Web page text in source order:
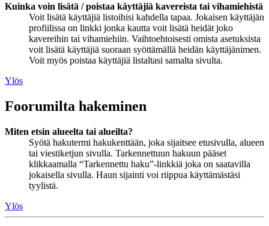
Kuinka voin lisätä / poistaa käyttäjiä kavereista tai vihamiehistä
Voit lisätä käyttäjiä listoihisi kahdella tapaa. Jokaisen käyttäjän
profiilissa on linkki jonka kautta voit lisätä heidät joko
kavereihin tai vihamiehiin. Vaihtoehtoisesti omista asetuksista
voit lisätä käyttäjiä suoraan syöttämällä heidän käyttäjänimen.
Voit myös poistaa käyttäjiä listaltasi samalta sivulta.
Ylös
Foorumilta hakeminen
Miten etsin alueelta tai alueilta?
Syötä hakutermi hakukenttään, joka sijaitsee etusivulla, alueen
tai viestiketjun sivulla. Tarkennettuun hakuun pääset
klikkaamalla “Tarkennettu haku”-linkkiä joka on saatavilla
jokaisella sivulla. Haun sijainti voi riippua käyttämästäsi
tyylistä.
Ylös